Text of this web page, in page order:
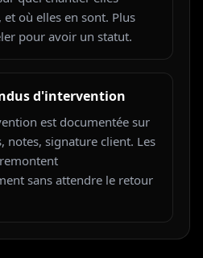
où elles en sont. Plus
pour avoir un statut.
d'intervention
est documentée sur
notes, signature client. Les
sans attendre le retour